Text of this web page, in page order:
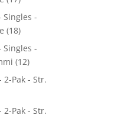
Singles -
(18)
Singles -
(12)
2-Pak - Str.
2-Pak - Str.